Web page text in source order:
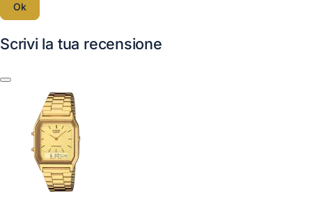
Ok
Scrivi la tua recensione